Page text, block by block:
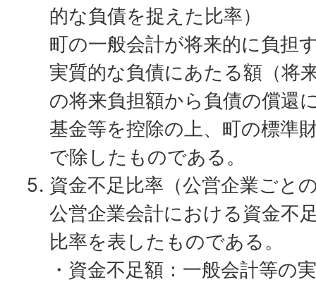
的な負債を捉えた比率）
町の一般会計が将来的に負担
実質的な負債にあたる額（将
の将来負担額から負債の償還
基金等を控除の上、町の標準
で除したものである。
資金不足比率（公営企業ごと
公営企業会計における資金不
比率を表したものである。
・資金不足額：一般会計等の